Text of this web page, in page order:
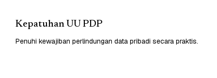
Kepatuhan UU PDP
Penuhi kewajiban perlindungan data pribadi secara praktis.